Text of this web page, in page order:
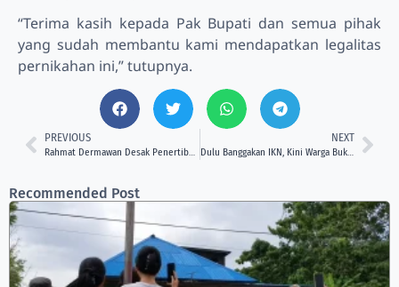
“Terima kasih kepada Pak Bupati dan semua pihak
yang sudah membantu kami mendapatkan legalitas
pernikahan ini,” tutupnya.
PREVIOUS
Rahmat Dermawan Desak Penertiban Tahura Lebih Bijak, Prioritaskan Solusi untuk Pedagang
NEXT
Dulu Banggakan IKN, Kini Warga Bukit Soeharto Mengaku Terancam Diusir
Recommended Post